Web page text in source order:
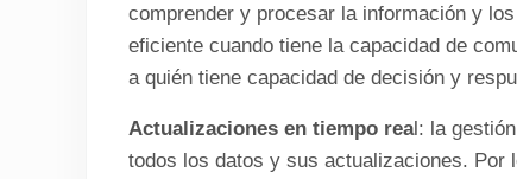
comprender y procesar la información y
eficiente cuando tiene la capacidad de
a quién tiene capacidad de decisión y
Actualizaciones en tiempo real: la
todos los datos y sus actualizaciones. Por